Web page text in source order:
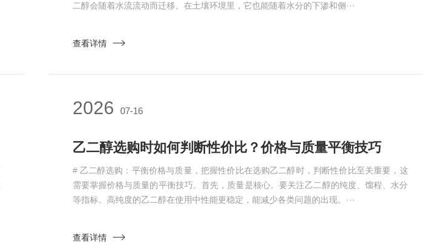
二醇会随着水流流动而迁移。在土壤环境里，它也能随着水分的下渗和侧···
查看详情
2026 07-16
乙二醇选购时如何判断性价比？价格与质量平衡技巧​
# 乙二醇选购：平衡价格与质量，把握性价比在选购乙二醇时，判断性价比至关重要，这
需要掌握价格与质量的平衡技巧。首先，质量是核心。要关注乙二醇的纯度、馏程、水分
等指标。高纯度的乙二醇在使用中性能更稳定，能减少各类问题的出现。···
查看详情